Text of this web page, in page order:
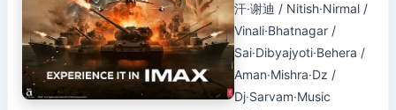
汗·谢迪 / Nitish·Nirmal /
Vinali·Bhatnagar /
Sai·Dibyajyoti·Behera /
Aman·Mishra·Dz /
Dj·Sarvam·Music